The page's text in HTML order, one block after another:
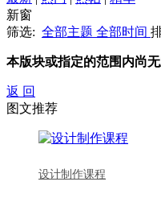
新窗
筛选: 全部主题 全部时间
本版块或指定的范围内尚
返 回
图文推荐
设计制作课程